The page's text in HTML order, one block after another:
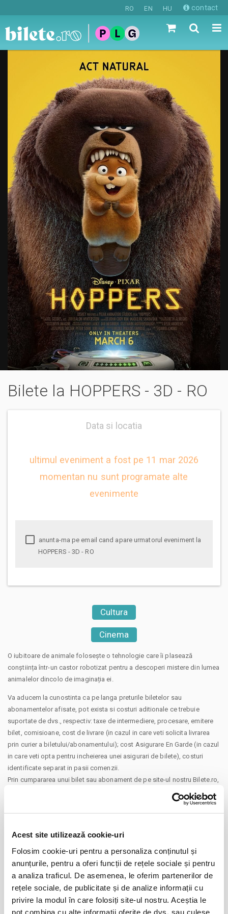
Acest site utilizează cookie-uri
Folosim cookie-uri pentru a personaliza conținutul și
anunțurile, pentru a oferi funcții de rețele sociale și pentru
a analiza traficul. De asemenea, le oferim partenerilor de
rețele sociale, de publicitate și de analize informații cu
privire la modul în care folosiți site-ul nostru. Aceștia le
pot combina cu alte informații oferite de dvs. sau culese
RO EN HU contact
Bilete la HOPPERS - 3D - RO
Data si locatia
ultimul eveniment a fost pe 11 mar 2026
momentan nu sunt programate alte
evenimente
HOPPERS - 3D - RO
Cultura
Cinema
O iubitoare de animale folosește o tehnologie care îi plasează
conștiința într-un castor robotizat pentru a descoperi mistere din lumea
animalelor dincolo de imaginația ei.
Va aducem la cunostinta ca pe langa preturile biletelor sau
abonamentelor afisate, pot exista si costuri aditionale ce trebuie
suportate de dvs., respectiv: taxe de intermediere, procesare, emitere
bilet, comisioane, cost de livrare (in cazul in care veti solicita livrarea
prin curier a biletului/abonamentului); cost Asigurare En Garde (in cazul
in care veti opta pentru incheierea unei asigurari de bilete), costuri
identificate separat in pasii comenzii.
Prin cumpararea unui bilet sau abonament de pe site-ul nostru Bilete.ro,
cumparatorul se obliga sa respecte Regulile de participare si acces la
site-ului Bilete.ro
Taxa administrare - 2%
Un bilet este valabil pentru o singura persoana. Toti participantii la
eveniment, adulti si copii, trebuie sa cumpere bilet sau abonament,
indiferent de varsta. (Mai putin cazurile unde este specificata gratuitate
in limita de varsta).
Va rugam sa respectati orele de acces in sala de spectacol sau in locul
CONTINUARE
Distribuie aceasta pagina